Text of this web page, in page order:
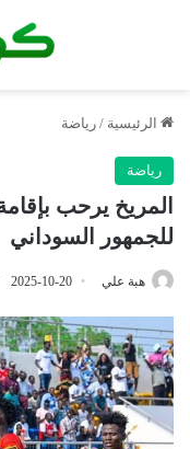
الرئيسية / رياضة
رياضة
المريخ يرحب
للجمهور السوداني
هبة علي 2025-10-20